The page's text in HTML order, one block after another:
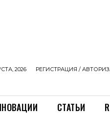
2026 РЕГИСТРАЦИЯ /
СТАТЬИ